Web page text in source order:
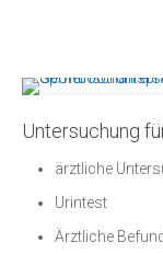
Untersuchung
ärztliche
Urintest
Ärztliche